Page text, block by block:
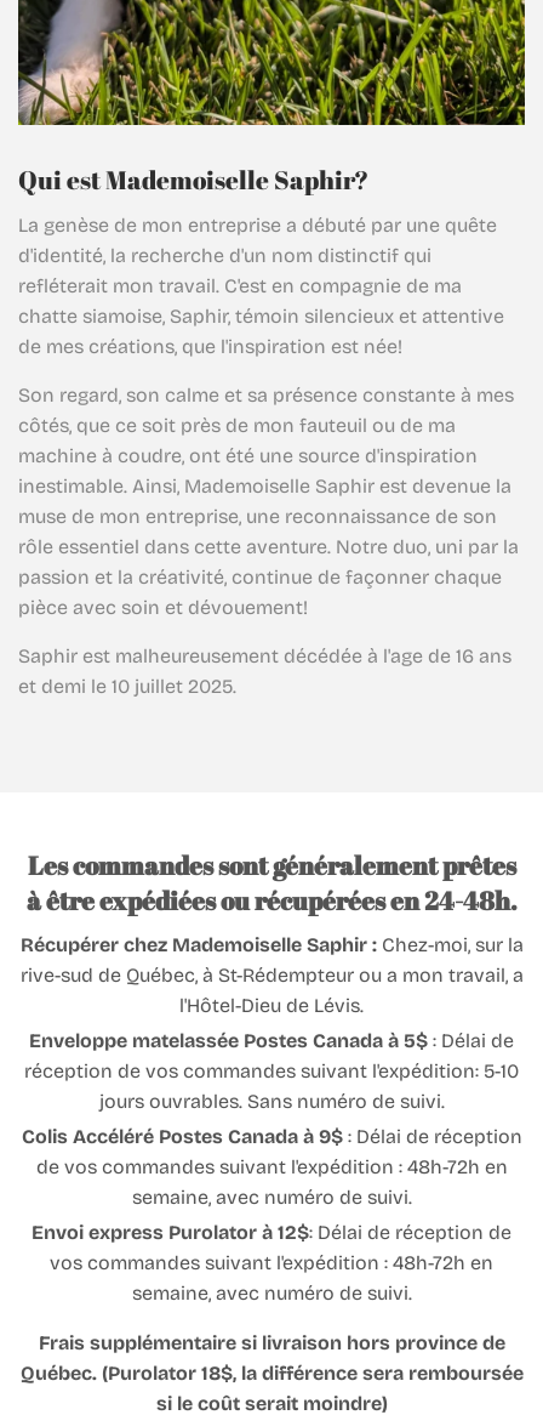
Qui est Mademoiselle Saphir?
La genèse de mon entreprise a débuté par une quête
d'identité, la recherche d'un nom distinctif qui
refléterait mon travail. C'est en compagnie de ma
chatte siamoise, Saphir, témoin silencieux et attentive
de mes créations, que l'inspiration est née!
Son regard, son calme et sa présence constante à mes
côtés, que ce soit près de mon fauteuil ou de ma
machine à coudre, ont été une source d'inspiration
inestimable. Ainsi, Mademoiselle Saphir est devenue la
muse de mon entreprise, une reconnaissance de son
rôle essentiel dans cette aventure. Notre duo, uni par la
passion et la créativité, continue de façonner chaque
pièce avec soin et dévouement!
Saphir est malheureusement décédée à l'age de 16 ans
et demi le 10 juillet 2025.
Les commandes sont généralement prêtes
à être expédiées ou récupérées en 24-48h.
Récupérer chez Mademoiselle Saphir :Chez-moi, sur la
rive-sud de Québec, à St-Rédempteur ou a mon travail, a
l'Hôtel-Dieu de Lévis.
Enveloppe matelassée Postes Canada à 5$ : Délai de
réception de vos commandes suivant l'expédition: 5-10
jours ouvrables. Sans numéro de suivi.
Colis Accéléré Postes Canada à 9$: Délai de réception
de vos commandes suivant l'expédition : 48h-72h en
semaine, avec numéro de suivi.
Envoi express Purolator à 12$: Délai de réception de
vos commandes suivant l'expédition : 48h-72h en
semaine, avec numéro de suivi.
Frais supplémentaire si livraison hors province de
Québec. (Purolator 18$, la différence sera remboursée
si le coût serait moindre)